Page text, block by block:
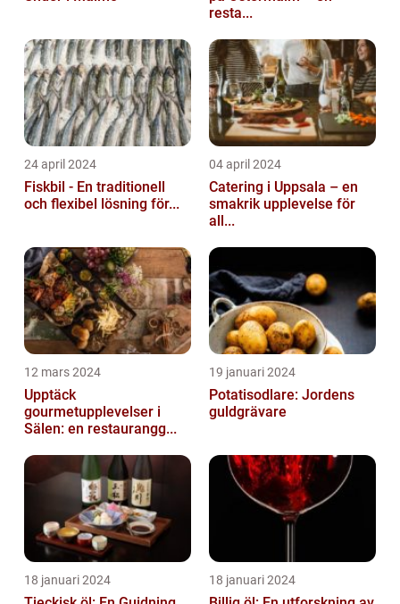
resta...
24 april 2024
Fiskbil - En traditionell
och flexibel lösning för...
04 april 2024
Catering i Uppsala – en
smakrik upplevelse för
all...
12 mars 2024
Upptäck
gourmetupplevelser i
Sälen: en restaurangg...
19 januari 2024
Potatisodlare: Jordens
guldgrävare
18 januari 2024 18 januari 2024